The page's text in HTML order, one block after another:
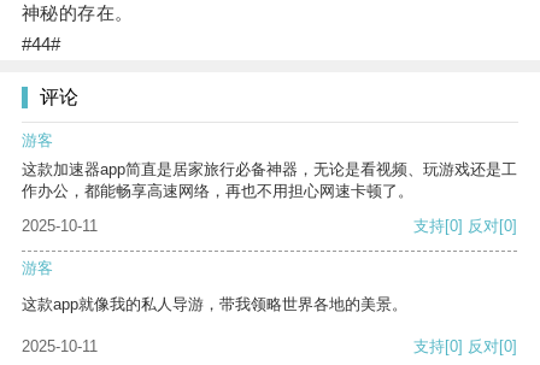
神秘的存在。
#44#
评论
游客
这款加速器app简直是居家旅行必备神器，无论是看视频、玩游戏还是工
作办公，都能畅享高速网络，再也不用担心网速卡顿了。
2025-10-11
支持[0] 反对[0]
游客
这款app就像我的私人导游，带我领略世界各地的美景。
2025-10-11 支持[0] 反对[0]